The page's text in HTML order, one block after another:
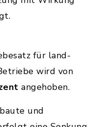
für land-
wird von
angehoben.
und